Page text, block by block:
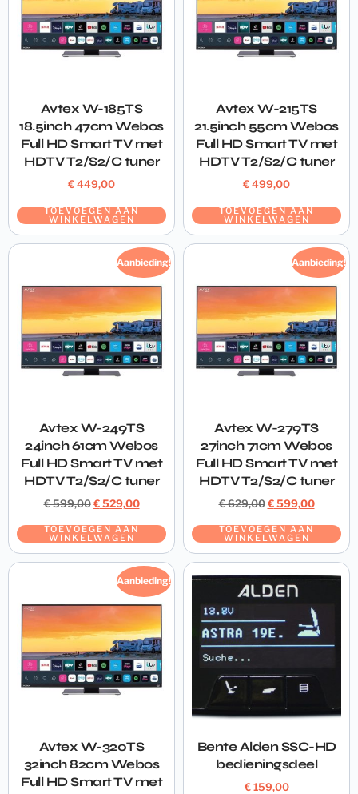
Avtex W-185TS
18.5inch 47cm Webos
Full HD Smart TV met
HDTV T2/S2/C tuner
€449,00
TOEVOEGEN AAN
WINKELWAGEN
Avtex W-215TS
21.5inch 55cm Webos
Full HD Smart TV met
HDTV T2/S2/C tuner
€499,00
TOEVOEGEN AAN
WINKELWAGEN
Aanbieding!
Avtex W-249TS
24inch 61cm Webos
Full HD Smart TV met
HDTV T2/S2/C tuner
€599,00 €529,00
TOEVOEGEN AAN
WINKELWAGEN
Aanbieding!
Avtex W-279TS
27inch 71cm Webos
Full HD Smart TV met
HDTV T2/S2/C tuner
€629,00 €599,00
TOEVOEGEN AAN
WINKELWAGEN
Aanbieding!
Avtex W-320TS
32inch 82cm Webos
Full HD Smart TV met
Bente Alden SSC-HD
bedieningsdeel
€159,00